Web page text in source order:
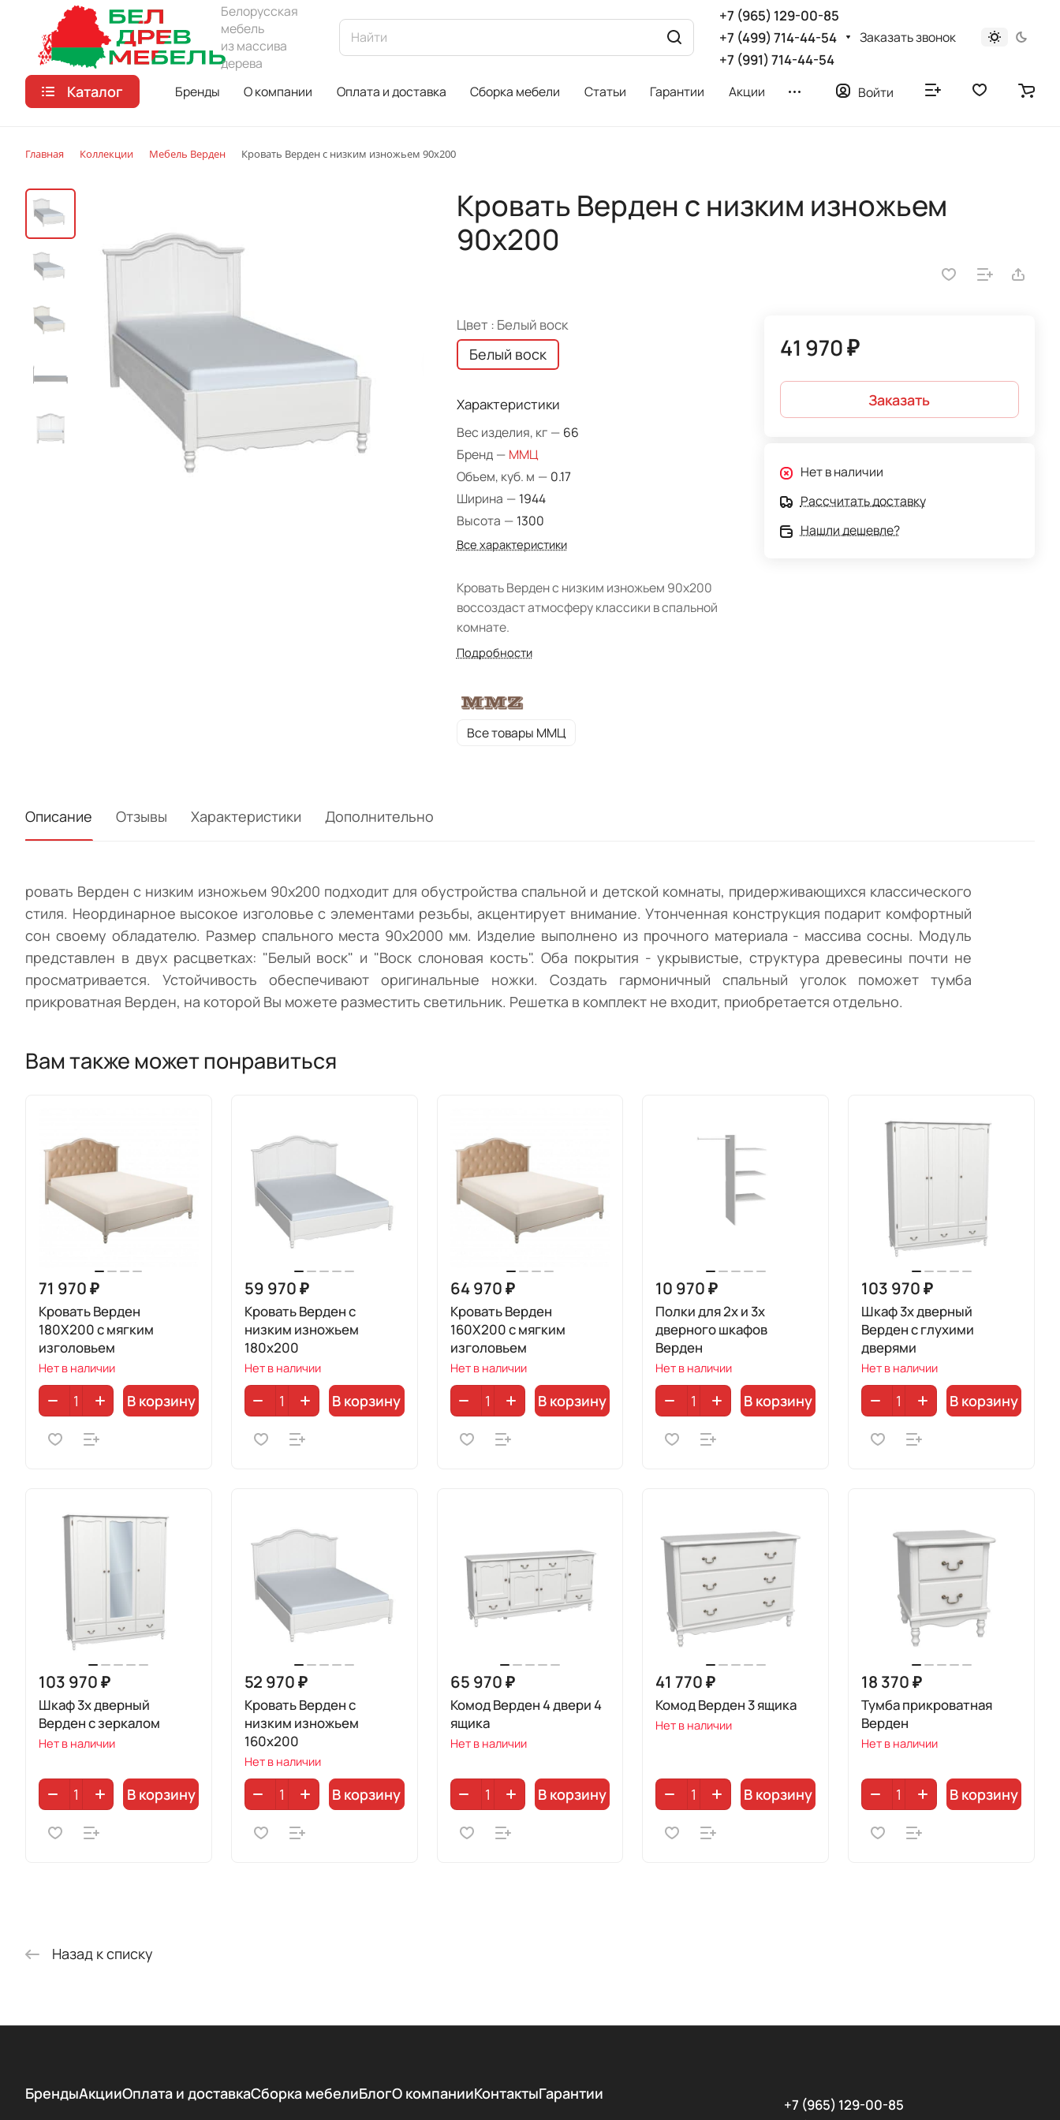
Белорусская
мебель
из массива
дерева
+7 (965) 129-00-85
+7 (499) 714-44-54
+7 (991) 714-44-54
Заказать звонок
Каталог Бренды О компании Оплата и доставка Сборка мебели Статьи Гарантии Акции Войти
Главная Коллекции Мебель Верден Кровать Верден с низким изножьем 90х200
Кровать Верден с низким изножьем
90х200
Цвет : Белый воск
Белый воск
Характеристики
Вес изделия, кг — 66
Бренд — ММЦ
Объем, куб. м — 0.17
Ширина — 1944
Высота — 1300
Все характеристики
Кровать Верден с низким изножьем 90х200
воссоздаст атмосферу классики в спальной
комнате.
Подробности
Все товары ММЦ
41 970 ₽
Заказать
Нет в наличии
Рассчитать доставку
Нашли дешевле?
Описание Отзывы Характеристики Дополнительно
ровать Верден с низким изножьем 90х200 подходит для обустройства спальной и детской комнаты, придерживающихся классического
стиля. Неординарное высокое изголовье с элементами резьбы, акцентирует внимание. Утонченная конструкция подарит комфортный
сон своему обладателю. Размер спального места 90х2000 мм. Изделие выполнено из прочного материала - массива сосны. Модуль
представлен в двух расцветках: "Белый воск" и "Воск слоновая кость". Оба покрытия - укрывистые, структура древесины почти не
просматривается. Устойчивость обеспечивают оригинальные ножки. Создать гармоничный спальный уголок поможет тумба
прикроватная Верден, на которой Вы можете разместить светильник. Решетка в комплект не входит, приобретается отдельно.
Вам также может понравиться
71 970 ₽
Кровать Верден
180Х200 с мягким
изголовьем
Нет в наличии
В корзину
59 970 ₽
Кровать Верден с
низким изножьем
180х200
Нет в наличии
В корзину
64 970 ₽
Кровать Верден
160Х200 с мягким
изголовьем
Нет в наличии
В корзину
10 970 ₽
Полки для 2х и 3х
дверного шкафов
Верден
Нет в наличии
В корзину
103 970 ₽
Шкаф 3х дверный
Верден с глухими
дверями
Нет в наличии
В корзину
103 970 ₽
Шкаф 3х дверный
Верден с зеркалом
Нет в наличии
В корзину
52 970 ₽
Кровать Верден с
низким изножьем
160х200
Нет в наличии
В корзину
65 970 ₽
Комод Верден 4 двери 4
ящика
Нет в наличии
В корзину
41 770 ₽
Комод Верден 3 ящика
Нет в наличии
В корзину
18 370 ₽
Тумба прикроватная
Верден
Нет в наличии
В корзину
Назад к списку
БрендыАкцииОплата и доставкаСборка мебелиБлогО компанииКонтактыГарантии
+7 (965) 129-00-85